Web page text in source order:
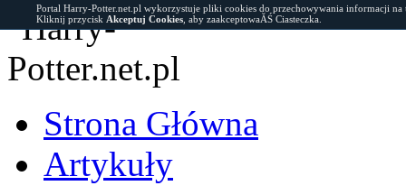
Strona Główna
Artykuły
Portal Harry-Potter.net.pl wykorzystuje pliki cookies do przechowywania informacji
Kliknij przycisk Akceptuj Cookies , aby zaakceptowaĂŚ Ciasteczka.